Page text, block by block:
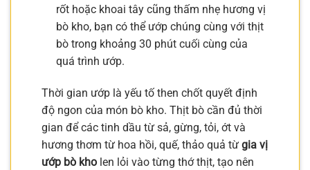
rốt hoặc khoai tây cũng thấm nhẹ hương vị
bò kho, bạn có thể ướp chúng cùng với thịt
bò trong khoảng 30 phút cuối cùng của
quá trình ướp.
Thời gian ướp là yếu tố then chốt quyết định
độ ngon của món bò kho. Thịt bò cần đủ thời
gian để các tinh dầu từ sả, gừng, tỏi, ớt và
hương thơm từ hoa hồi, quế, thảo quả từ gia vị
ướp bò kho len lỏi vào từng thớ thịt, tạo nên